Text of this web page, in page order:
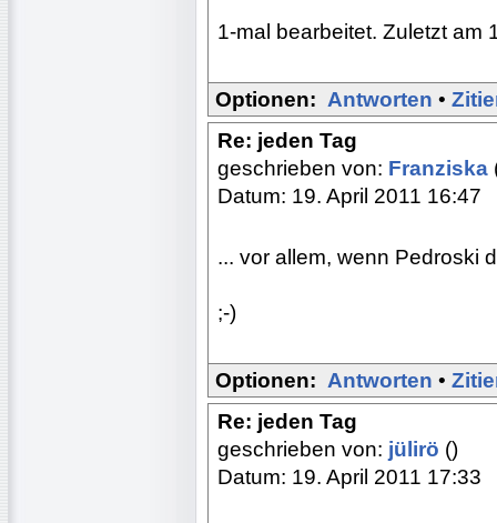
1-mal bearbeitet. Zuletzt am
Optionen: Antworten •
Re: jeden Tag
geschrieben von: Franziska
Datum: 19. April 2011 16:47
... vor allem, wenn Pedroski
;-)
Optionen: Antworten •
Re: jeden Tag
geschrieben von: jülirö ()
Datum: 19. April 2011 17:33